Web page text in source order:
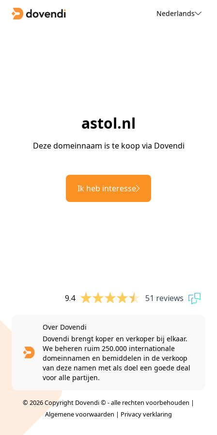
Nederlands
astol.nl
Deze domeinnaam is te koop via Dovendi
Ik heb interesse
9.4 51 reviews
Over Dovendi
Dovendi brengt koper en verkoper bij elkaar.
We beheren ruim 250.000 internationale
domeinnamen en bemiddelen in de verkoop
van deze namen met als doel een goede deal
voor alle partijen.
© 2026 Copyright Dovendi © - alle rechten voorbehouden |
Algemene voorwaarden | Privacy verklaring